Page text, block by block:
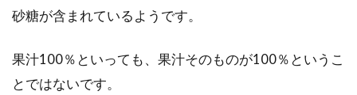
砂糖が含まれているようです。
果汁100％といっても、果汁そのものが100％というこ
とではないです。